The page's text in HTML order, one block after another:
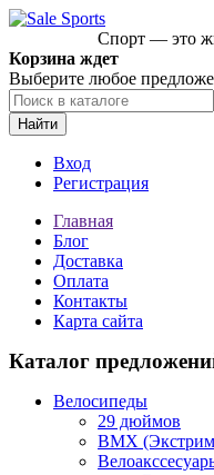
Спорт — это
Корзина ждет
Выберите любое
Найти
Вход
Регистрация
Главная
Блог
Доставка
Оплата
Контакты
Карта сайта
Каталог
Велосипеды
29 дюймов
BMX